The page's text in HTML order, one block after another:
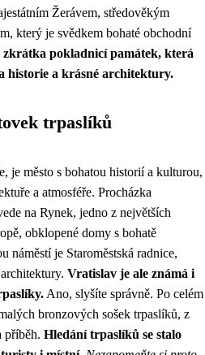
Žerávem, středověkým
který je svědkem bohaté obchodní
zkrátka pokladnicí památek, která
historie a krásné architektury.
trpaslíků
je město s bohatou historií a kulturou,
a atmosféře. Procházka
na Rynek, jedno z největších
obklopené domy s bohatě
náměstí je Staroměstská radnice,
Vratislav je ale známá i
Ano, slyšíte správně. Po celém
bronzových sošek trpaslíků, z
příběh. Hledání trpaslíků se stalo